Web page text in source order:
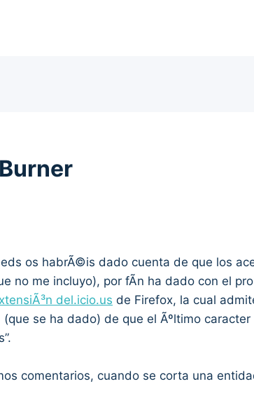
os habrÃ©is dado cuenta de que los
no me incluyo), por fÃ­n ha dado con el
del.icio.us de Firefox, la cual
se ha dado) de que el Ãºltimo
comentarios, cuando se corta una